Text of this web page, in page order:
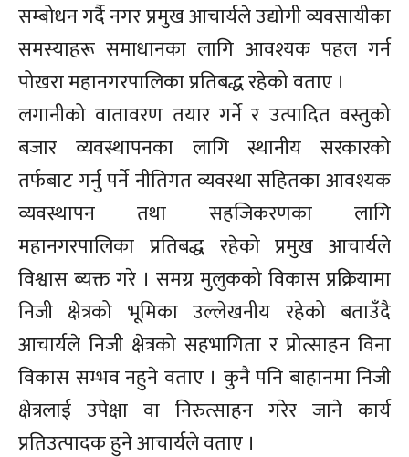
सम्बोधन गर्दै नगर प्रमुख आचार्यले उद्योगी व्यवसायीका
समस्याहरू समाधानका लागि आवश्यक पहल गर्न
पोखरा महानगरपालिका प्रतिबद्ध रहेको वताए ।
लगानीको वातावरण तयार गर्ने र उत्पादित वस्तुको
बजार व्यवस्थापनका लागि स्थानीय सरकारको
तर्फबाट गर्नु पर्ने नीतिगत व्यवस्था सहितका आवश्यक
व्यवस्थापन तथा सहजिकरणका लागि
महानगरपालिका प्रतिबद्ध रहेको प्रमुख आचार्यले
विश्वास ब्यक्त गरे । समग्र मुलुकको विकास प्रक्रियामा
निजी क्षेत्रको भूमिका उल्लेखनीय रहेको बताउँदै
आचार्यले निजी क्षेत्रको सहभागिता र प्रोत्साहन विना
विकास सम्भव नहुने वताए । कुनै पनि बाहानमा निजी
क्षेत्रलाई उपेक्षा वा निरुत्साहन गरेर जाने कार्य
प्रतिउत्पादक हुने आचार्यले वताए ।